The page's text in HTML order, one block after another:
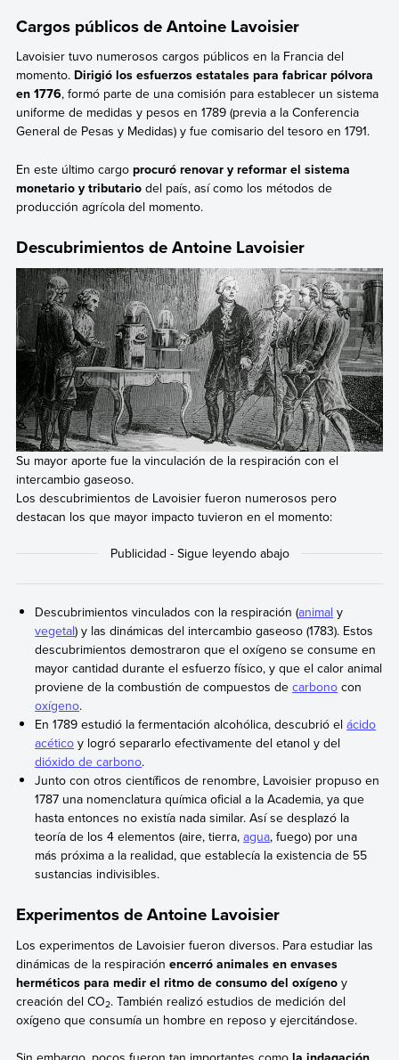
Cargos públicos de Antoine Lavoisier
Lavoisier tuvo numerosos cargos públicos en la Francia del
momento. Dirigió los esfuerzos estatales para fabricar pólvora
en 1776, formó parte de una comisión para establecer un sistema
uniforme de medidas y pesos en 1789 (previa a la Conferencia
General de Pesas y Medidas) y fue comisario del tesoro en 1791.
En este último cargo procuró renovar y reformar el sistema
monetario y tributariodel país, así como los métodos de
producción agrícola del momento.
Descubrimientos de Antoine Lavoisier
Su mayor aporte fue la vinculación de la respiración con el
intercambio gaseoso.
Los descubrimientos de Lavoisier fueron numerosos pero
destacan los que mayor impacto tuvieron en el momento:
Descubrimientos vinculados con la respiración (animal y
vegetal) y las dinámicas del intercambio gaseoso (1783). Estos
descubrimientos demostraron que el oxígeno se consume en
mayor cantidad durante el esfuerzo físico, y que el calor animal
proviene de la combustión de compuestos decarbono con
oxígeno.
En 1789 estudió la fermentación alcohólica, descubrió elácido
acético y logró separarlo efectivamente del etanol y del
dióxido de carbono.
Junto con otros científicos de renombre, Lavoisier propuso en
1787 una nomenclatura química oficial a la Academia, ya que
hasta entonces no existía nada similar. Así se desplazó la
teoría de los 4 elementos (aire, tierra,agua, fuego) por una
más próxima a la realidad, que establecía la existencia de 55
sustancias indivisibles.
Experimentos de Antoine Lavoisier
Los experimentos de Lavoisier fueron diversos. Para estudiar las
dinámicas de la respiración encerró animales en envases
herméticos para medir el ritmo de consumo del oxígenoy
creación del CO2. También realizó estudios de medición del
oxígeno que consumía un hombre en reposo y ejercitándose.